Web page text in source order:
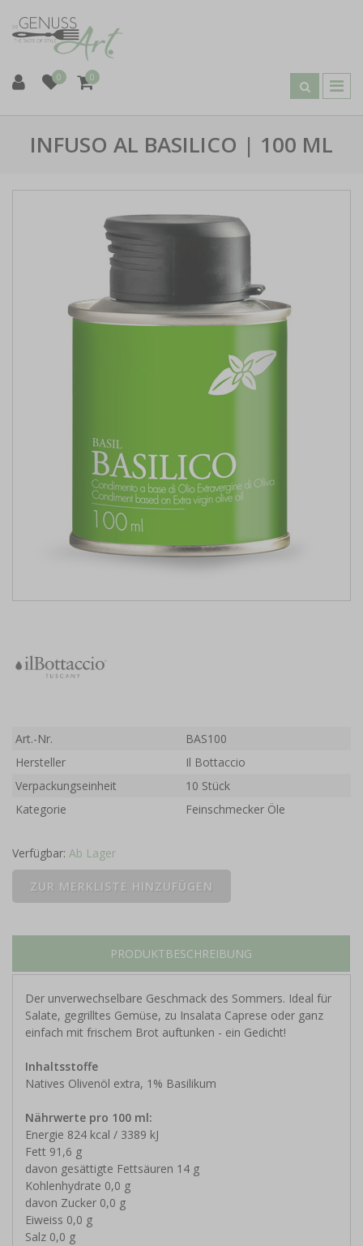
0 0
INFUSO AL BASILICO | 100 ML
Art.-Nr.
BAS100
Hersteller
Il Bottaccio
Verpackungseinheit
10 Stück
Kategorie
Feinschmecker Öle
Verfügbar: Ab Lager
PRODUKTBESCHREIBUNG
Der unverwechselbare Geschmack des Sommers. Ideal für
Salate, gegrilltes Gemüse, zu Insalata Caprese oder ganz
einfach mit frischem Brot auftunken - ein Gedicht!
Inhaltsstoffe
Natives Olivenöl extra, 1% Basilikum
Nährwerte pro 100 ml:
Energie 824 kcal / 3389 kJ
Fett 91,6 g
davon gesättigte Fettsäuren 14 g
Kohlenhydrate 0,0 g
davon Zucker 0,0 g
Eiweiss 0,0 g
Salz 0,0 g